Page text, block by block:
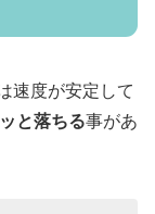
速度が安定して
と落ちる事があ